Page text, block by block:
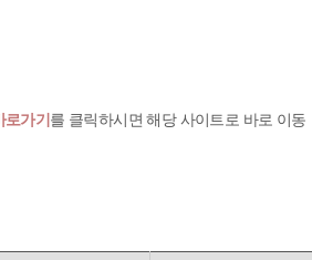
가기 를 클릭하시면 해당 사이트로 바로 이동